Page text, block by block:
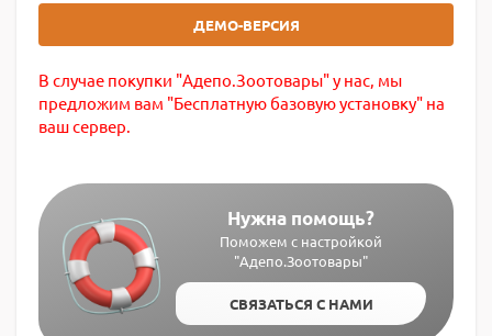
ДЕМО-ВЕРСИЯ
В случае покупки "Адепо.Зоотовары" у нас, мы
предложим вам "Бесплатную базовую установку" на
ваш сервер.
Нужна помощь?
Поможем с настройкой
"Адепо.Зоотовары"
СВЯЗАТЬСЯ С НАМИ